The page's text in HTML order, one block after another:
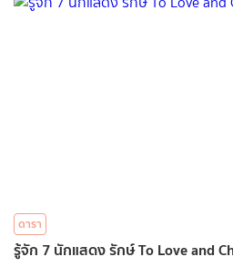
ดารา
รู้จัก 7 นักแสดง รักษ์ To Love and